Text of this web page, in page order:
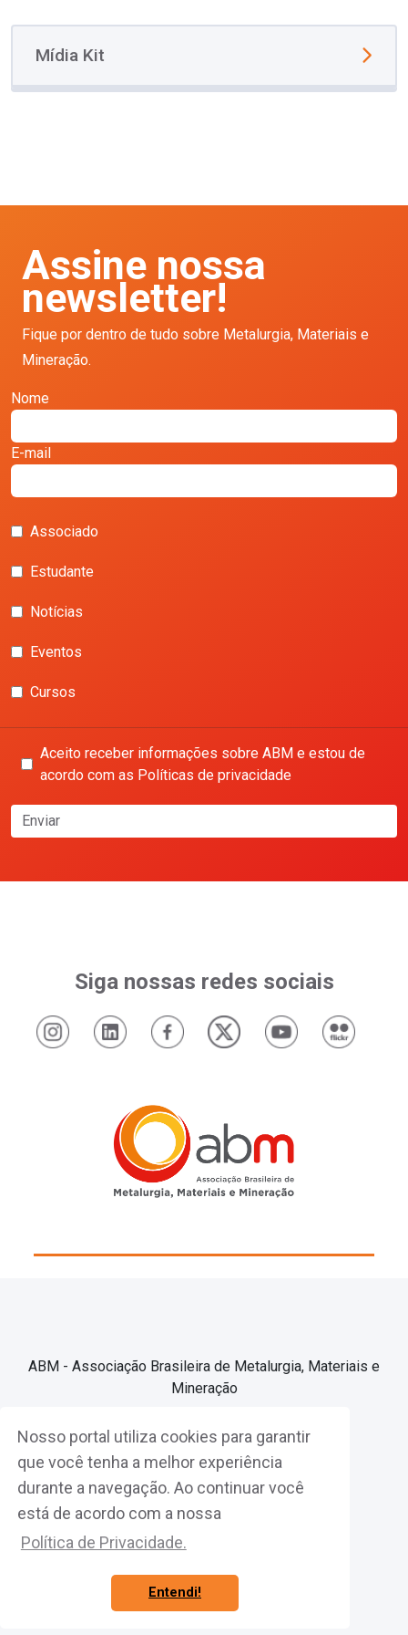
Nosso portal utiliza cookies para garantir
que você tenha a melhor experiência
durante a navegação. Ao continuar você
está de acordo com a nossa
Política de Privacidade.
Entendi!
Mídia Kit
Assine nossa
newsletter!
Fique por dentro de tudo sobre Metalurgia, Materiais e
Mineração.
Nome
E-mail
Associado
Estudante
Notícias
Eventos
Cursos
Aceito receber informações sobre ABM e estou de
acordo com as Políticas de privacidade
Enviar
Siga nossas redes sociais
ABM - Associação Brasileira de Metalurgia, Materiais e
Mineração
Associe-se
Fazer Login